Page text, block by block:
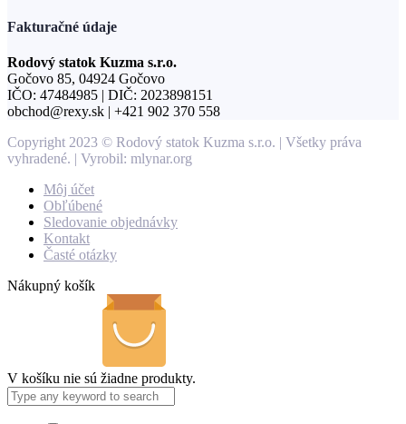
Fakturačné údaje
Rodový statok Kuzma s.r.o.
Gočovo 85, 04924 Gočovo
IČO: 47484985 | DIČ: 2023898151
obchod@rexy.sk | +421 902 370 558
Copyright 2023 © Rodový statok Kuzma s.r.o. | Všetky práva
vyhradené. | Vyrobil: mlynar.org
Môj účet
Obľúbené
Sledovanie objednávky
Kontakt
Časté otázky
Nákupný košík
V košíku nie sú žiadne produkty.